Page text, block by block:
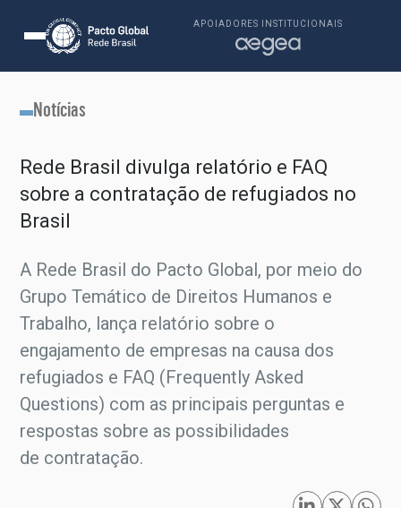
APOIADORES INSTITUCIONAIS
Notícias
Rede Brasil divulga relatório e FAQ
sobre a contratação de refugiados no
Brasil
A Rede Brasil do Pacto Global, por meio do
Grupo Temático de Direitos Humanos e
Trabalho, lança relatório sobre o
engajamento de empresas na causa dos
refugiados e FAQ (Frequently Asked
Questions) com as principais perguntas e
respostas sobre as possibilidades
de contratação.